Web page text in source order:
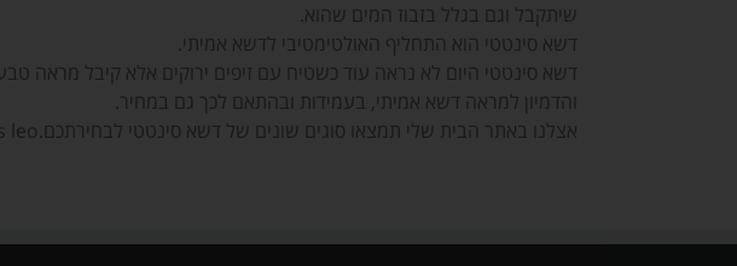
שיתקבל וגם בגלל בזבוז המים שהוא.
דשא סינטטי הוא התחליף האולטימטיבי לדשא אמיתי.
דשא סינטטי היום לא נראה עוד כשטיח עם זיפים ירוקים אלא קיבל מראה
והדמיון למראה דשא אמיתי, בעמידות ובהתאם לכך גם במחיר.
אצלנו באתר הבית שלי תמצאו סוגים שונים של דשא סינטטי לבחירתכם.g elit. Ut elit tellus, luctus nec ullamcorper mattis, pulvinar dapibus leo.